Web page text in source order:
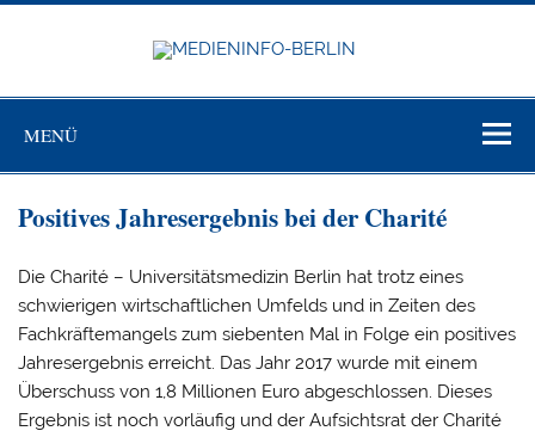
Zum
MENÜ
Positives Jahresergebnis bei der Charité
Die Charité – Universitätsmedizin Berlin hat trotz eines
schwierigen wirtschaftlichen Umfelds und in Zeiten des
Fachkräftemangels zum siebenten Mal in Folge ein positives
Jahresergebnis erreicht. Das Jahr 2017 wurde mit einem
Überschuss von 1,8 Millionen Euro abgeschlossen. Dieses
Ergebnis ist noch vorläufig und der Aufsichtsrat der Charité